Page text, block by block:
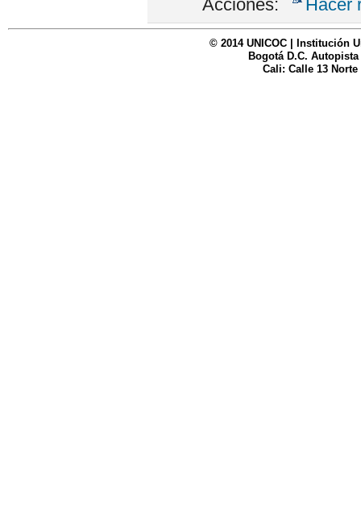
Acciones: Hacer
© 2014 UNICOC | Institución
Bogotá D.C. Autopista
Cali: Calle 13 Norte